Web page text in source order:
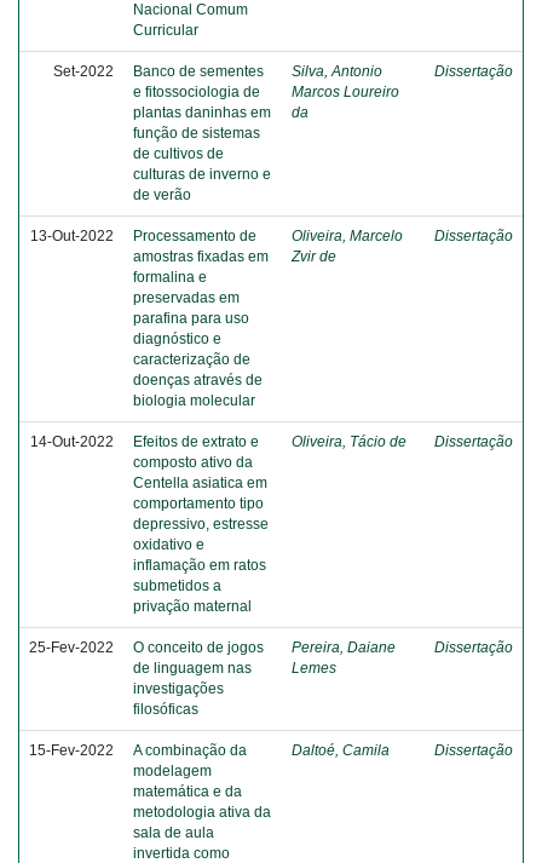
Nacional Comum
Curricular
Set-2022
Banco de sementes
e fitossociologia de
plantas daninhas em
função de sistemas
de cultivos de
culturas de inverno e
de verão
Silva, Antonio
Marcos Loureiro
da
Dissertação
13-Out-2022
Processamento de
amostras fixadas em
formalina e
preservadas em
parafina para uso
diagnóstico e
caracterização de
doenças através de
biologia molecular
Oliveira, Marcelo
Zvir de
Dissertação
14-Out-2022
Efeitos de extrato e
composto ativo da
Centella asiatica em
comportamento tipo
depressivo, estresse
oxidativo e
inflamação em ratos
submetidos a
privação maternal
Oliveira, Tácio de Dissertação
25-Fev-2022
O conceito de jogos
de linguagem nas
investigações
filosóficas
Pereira, Daiane
Lemes
Dissertação
15-Fev-2022
A combinação da
modelagem
matemática e da
metodologia ativa da
sala de aula
invertida como
Daltoé, Camila Dissertação